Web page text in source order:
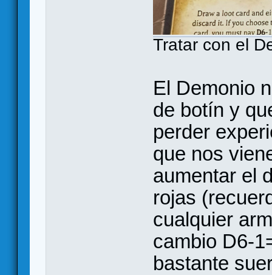
Tratar con el
El Demonio
de botín y
perder
que nos
aumentar el
rojas
cualquier
cambio D6-
bastante